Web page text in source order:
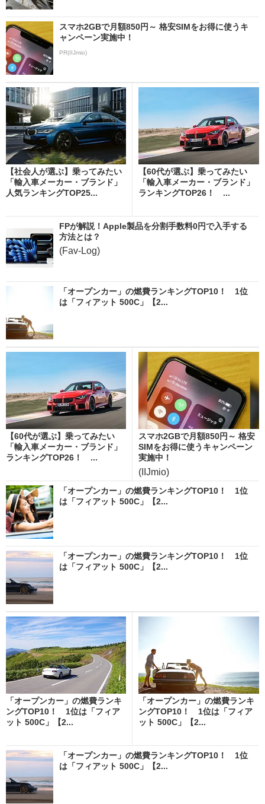
スマホ2GBで月額850円～ 格安SIMをお得に使うキ
ャンペーン実施中！
PR(IIJmio)
【社会人が選ぶ】乗ってみたい
「輸入車メーカー・ブランド」
人気ランキングTOP25...
【60代が選ぶ】乗ってみたい
「輸入車メーカー・ブランド」
ランキングTOP26！ ...
FPが解説！Apple製品を分割手数料0円で入手する
方法とは？
(Fav-Log)
「オープンカー」の燃費ランキングTOP10！ 1位
は「フィアット 500C」【2...
【60代が選ぶ】乗ってみたい
「輸入車メーカー・ブランド」
ランキングTOP26！ ...
スマホ2GBで月額850円～ 格安
SIMをお得に使うキャンペーン
実施中！
(IIJmio)
「オープンカー」の燃費ランキングTOP10！ 1位
は「フィアット 500C」【2...
「オープンカー」の燃費ランキングTOP10！ 1位
は「フィアット 500C」【2...
「オープンカー」の燃費ランキ
ングTOP10！ 1位は「フィア
ット 500C」【2...
「オープンカー」の燃費ランキ
ングTOP10！ 1位は「フィア
ット 500C」【2...
「オープンカー」の燃費ランキングTOP10！ 1位
は「フィアット 500C」【2...